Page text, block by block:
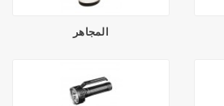
المجاهر